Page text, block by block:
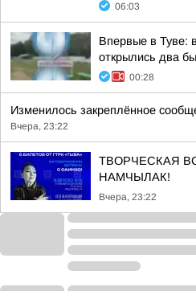
06:03
Впервые в Туве:
открылись два
00:28
Изменилось закреплённое
Вчера, 23:22
ТВОРЧЕСКАЯ
НАМЧЫЛАК!
Вчера, 23:22